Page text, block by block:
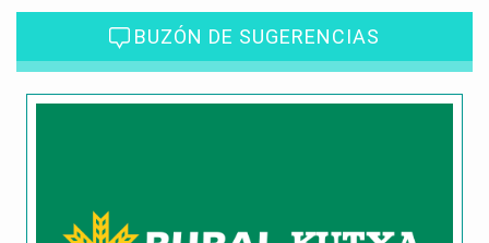
BUZÓN DE SUGERENCIAS